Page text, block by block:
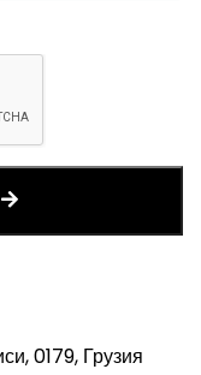
0179, Грузия